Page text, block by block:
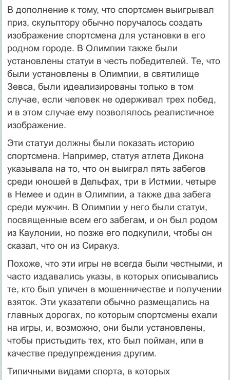
В дополнение к тому, что спортсмен выигрывал
приз, скульптору обычно поручалось создать
изображение спортсмена для установки в его
родном городе. В Олимпии также были
установлены статуи в честь победителей. Те, что
были установлены в Олимпии, в святилище
Зевса, были идеализированы только в том
случае, если человек не одерживал трех побед,
и в этом случае ему позволялось реалистичное
изображение.
Эти статуи должны были показать историю
спортсмена. Например, статуя атлета Дикона
указывала на то, что он выиграл пять забегов
среди юношей в Дельфах, три в Истмии, четыре
в Немее и один в Олимпии, а также два забега
среди мужчин. В Олимпии у него были статуи,
посвященные всем его забегам, и он был родом
из Каулонии, но позже его подкупили, чтобы он
сказал, что он из Сиракуз.
Похоже, что эти игры не всегда были честными, и
часто издавались указы, в которых описывались
те, кто был уличен в мошенничестве и получении
взяток. Эти указатели обычно размещались на
главных дорогах, по которым спортсмены ехали
на игры, и, возможно, они были установлены,
чтобы пристыдить тех, кто был пойман, или в
качестве предупреждения другим.
Типичными видами спорта, в которых